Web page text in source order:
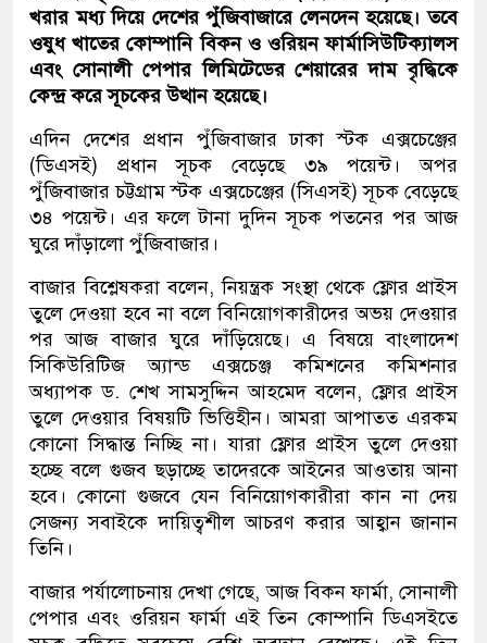
খরার মধ্য দিয়ে দেশের পুঁজিবাজারে লেনদেন হয়েছে। তবে
ওষুধ খাতের কোম্পানি বিকন ও ওরিয়ন ফার্মাসিউটিক্যালস
এবং সোনালী পেপার লিমিটেডের শেয়ারের দাম বৃদ্ধিকে
কেন্দ্র করে সূচকের উত্থান হয়েছে।
এদিন দেশের প্রধান পুঁজিবাজার ঢাকা স্টক এক্সচেঞ্জের
(ডিএসই) প্রধান সূচক বেড়েছে ৩৯ পয়েন্ট। অপর
পুঁজিবাজার চট্টগ্রাম স্টক এক্সচেঞ্জের (সিএসই) সূচক বেড়েছে
৩৪ পয়েন্ট। এর ফলে টানা দুদিন সূচক পতনের পর আজ
ঘুরে দাঁড়ালো পুঁজিবাজার।
বাজার বিশ্লেষকরা বলেন, নিয়ন্ত্রক সংস্থা থেকে ফ্লোর প্রাইস
তুলে দেওয়া হবে না বলে বিনিয়োগকারীদের অভয় দেওয়ার
পর আজ বাজার ঘুরে দাঁড়িয়েছে। এ বিষয়ে বাংলাদেশ
সিকিউরিটিজ অ্যান্ড এক্সচেঞ্জ কমিশনের কমিশনার
অধ্যাপক ড. শেখ সামসুদ্দিন আহমেদ বলেন, ফ্লোর প্রাইস
তুলে দেওয়ার বিষয়টি ভিত্তিহীন। আমরা আপাতত এরকম
কোনো সিদ্ধান্ত নিচ্ছি না। যারা ফ্লোর প্রাইস তুলে দেওয়া
হচ্ছে বলে গুজব ছড়াচ্ছে তাদেরকে আইনের আওতায় আনা
হবে। কোনো গুজবে যেন বিনিয়োগকারীরা কান না দেয়
সেজন্য সবাইকে দায়িত্বশীল আচরণ করার আহ্বান জানান
তিনি।
বাজার পর্যালোচনায় দেখা গেছে, আজ বিকন ফার্মা, সোনালী
পেপার এবং ওরিয়ন ফার্মা এই তিন কোম্পানি ডিএসইতে